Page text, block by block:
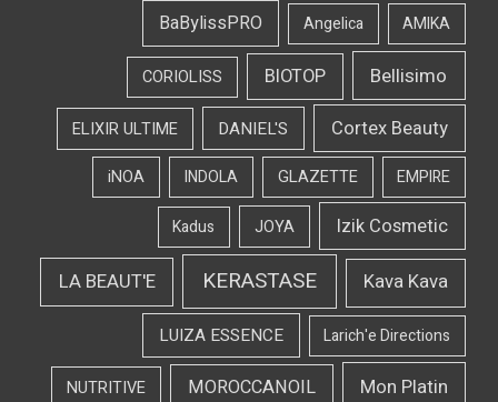
AMIKA
Angelica
BaBylissPRO
Bellisimo
BIOTOP
CORIOLISS
Cortex Beauty
DANIEL'S
ELIXIR ULTIME
EMPIRE
GLAZETTE
INDOLA
iNOA
Izik Cosmetic
JOYA
Kadus
Kava Kava
KERASTASE
LA BEAUT'E
Larich'e Directions
LUIZA ESSENCE
Mon Platin
MOROCCANOIL
NUTRITIVE